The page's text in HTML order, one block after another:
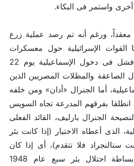
واستمر فى البكاء.
ورغم أنه تم رصد عملية زرع
القوات الإسرائيلية حول معسكرات
قواتها، فإن «شارون» فشل فى دخول الإسماعيلية يوم 22
الصاعقة والمظلات المصريين الذين
أما الجنرال «أدان» ومن خلفه
انطلقا بفرقهم المدرعة تجاه السويس
الجنرال بارليف، القائد الفعلى
الذى أعطاه الاختيار (إذا كانت بئر
ستالنجراد فلا تتقدم)، أى إذا كان
احتلال السويس مثل بساطة احتلال بئر سبع عام 1948